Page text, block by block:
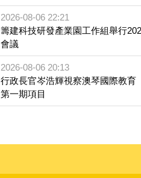
2026-08-06 22:21
籌建科技研發產業園工作組舉行
會議
2026-08-06 20:13
行政長官岑浩輝視察澳琴國際教育
第一期項目